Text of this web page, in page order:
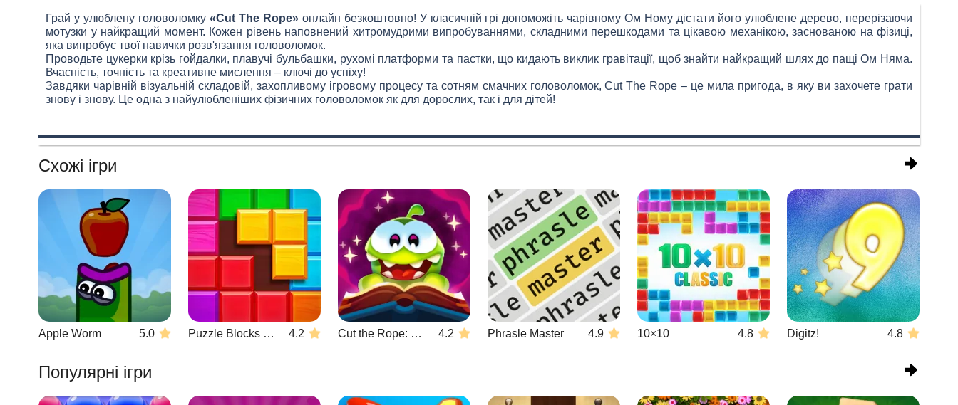
Грай у улюблену головоломку «Cut The Rope»онлайн безкоштовно! У класичній грі допоможіть чарівному Ом Ному дістати його улюблене дерево, перерізаючи
мотузки у найкращий момент. Кожен рівень наповнений хитромудрими випробуваннями, складними перешкодами та цікавою механікою, заснованою на фізиці,
яка випробує твої навички розв'язання головоломок.
Проводьте цукерки крізь гойдалки, плавучі бульбашки, рухомі платформи та пастки, що кидають виклик гравітації, щоб знайти найкращий шлях до пащі Ом Няма.
Вчасність, точність та креативне мислення – ключі до успіху!
Завдяки чарівній візуальній складовій, захопливому ігровому процесу та сотням смачних головоломок, Cut The Rope – це мила пригода, в яку ви захочете грати
знову і знову. Це одна з найулюбленіших фізичних головоломок як для дорослих, так і для дітей!
Схожі ігри
Apple Worm 5.0 Puzzle Blocks Classic 4.2 Cut the Rope: Magic 4.2 Phrasle Master 4.9 10×10 4.8 Digitz! 4.8
Популярні ігри